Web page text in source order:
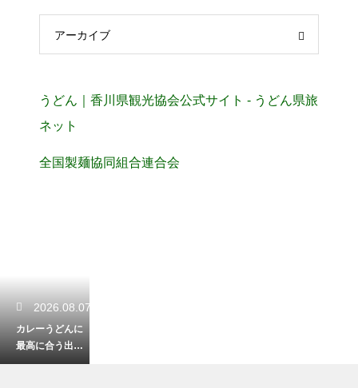
アーカイブ
うどん｜香川県観光協会公式サイト - うどん県旅
ネット
全国製麺協同組合連合会
2026.08.07
カレーうどんに
最高に合う出汁
の種類！和風の